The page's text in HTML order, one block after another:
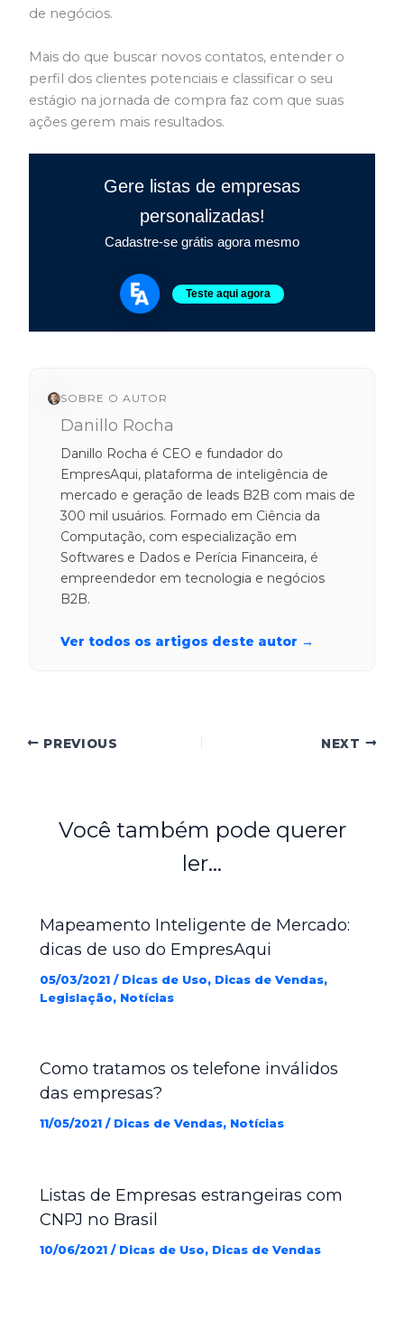
de negócios.
Mais do que buscar novos contatos, entender o
perfil dos clientes potenciais e classificar o seu
estágio na jornada de compra faz com que suas
ações gerem mais resultados.
Gere listas de empresas
personalizadas!
Cadastre-se grátis agora mesmo
Teste aqui agora
SOBRE O AUTOR
Danillo Rocha
Danillo Rocha é CEO e fundador do
EmpresAqui, plataforma de inteligência de
mercado e geração de leads B2B com mais de
300 mil usuários. Formado em Ciência da
Computação, com especialização em
Softwares e Dados e Perícia Financeira, é
empreendedor em tecnologia e negócios
B2B.
Ver todos os artigos deste autor →
PREVIOUS NEXT
Você também pode querer
ler...
Mapeamento Inteligente de Mercado:
dicas de uso do EmpresAqui
05/03/2021/ Dicas de Uso, Dicas de Vendas,
Legislação, Notícias
Como tratamos os telefone inválidos
das empresas?
11/05/2021/ Dicas de Vendas, Notícias
Listas de Empresas estrangeiras com
CNPJ no Brasil
10/06/2021/ Dicas de Uso, Dicas de Vendas